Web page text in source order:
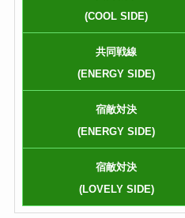
(COOL SIDE)
共同戦線
(ENERGY SIDE)
宿敵対決
(ENERGY SIDE)
宿敵対決
(LOVELY SIDE)